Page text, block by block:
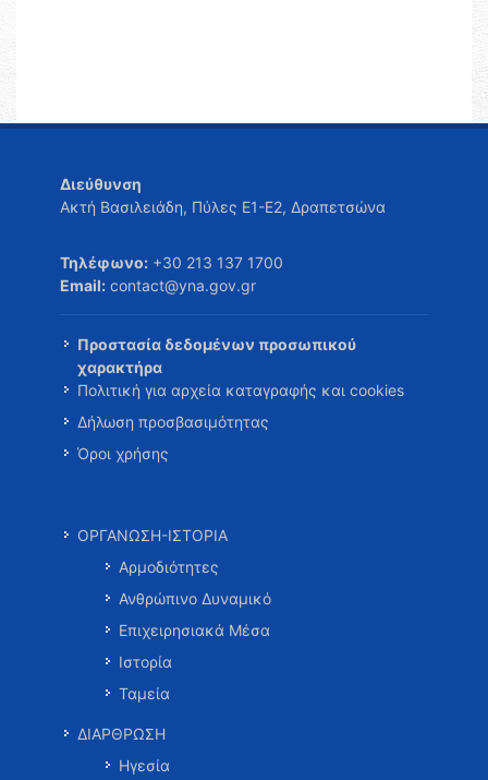
Διεύθυνση
Ακτή Βασιλειάδη, Πύλες Ε1-Ε2, Δραπετσώνα
Τηλέφωνο: +30 213 137 1700
Email: contact@yna.gov.gr
Προστασία δεδομένων προσωπικού
χαρακτήρα
Πολιτική για αρχεία καταγραφής και cookies
Δήλωση προσβασιμότητας
Όροι χρήσης
ΟΡΓΑΝΩΣΗ-ΙΣΤΟΡΙΑ
Αρμοδιότητες
Ανθρώπινο Δυναμικό
Επιχειρησιακά Μέσα
Ιστορία
Ταμεία
ΔΙΑΡΘΡΩΣΗ
Ηγεσία